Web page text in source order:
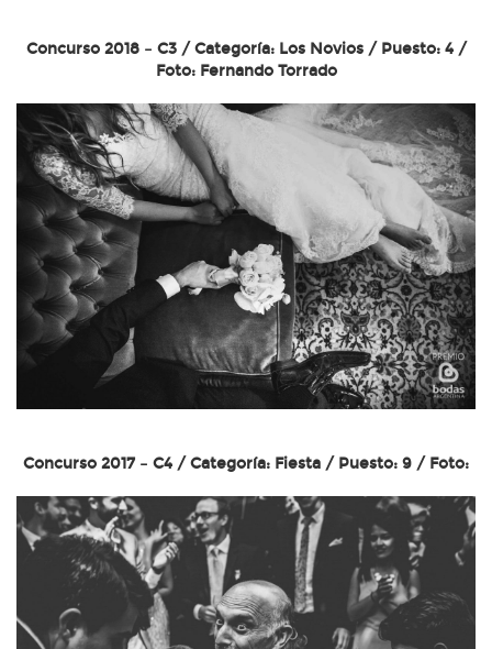
Concurso 2018 – C3 / Categoría: Los Novios / Puesto: 4 /
Foto: Fernando Torrado
Concurso 2017 – C4 / Categoría: Fiesta / Puesto: 9 / Foto: